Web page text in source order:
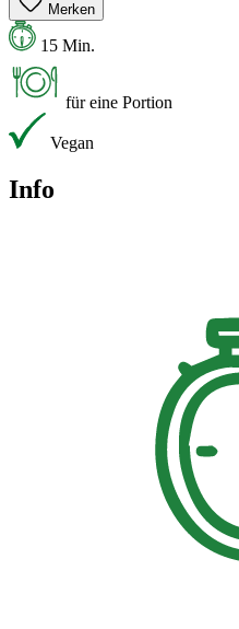
Merken
15 Min.
für eine Portion
Vegan
Info